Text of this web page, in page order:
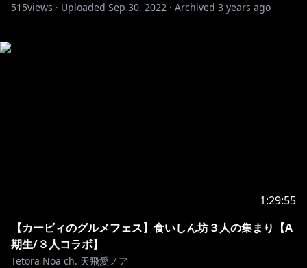
515views · Uploaded Sep 30, 2022 · Archived 3 years ago
1:29:55
【カービィのグルメフェス】食いしん坊３人の集まり【A
期生/３人コラボ】
Tetora Noa ch. 天飛愛ノア